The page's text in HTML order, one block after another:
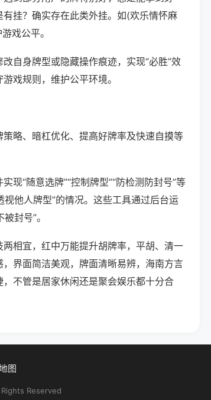
挂？确实存在此类外挂。如(欢乐情怀麻
戏公平。
自身牌型或隐藏操作痕迹，实现“必胜”效
戏规则，维护公平环境。
略、暗杠优化、提高好牌率及快速自摸等
现“随意选牌”“控制牌型”“防检测防封号”等
他人牌型”的情况。这些工具通过后台运
封号”。
相宜，红中万能提升胡牌率，平胡、清一
界面简洁美观，牌面清晰易辨，海南方言
不管是居家休闲还是聚会娱乐都十分合
图
Reserved